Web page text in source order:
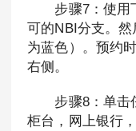
步骤7：使用下
可的NBI分支。
为蓝色）。预约
右侧。
步骤8：单击任
柜台，网上银行